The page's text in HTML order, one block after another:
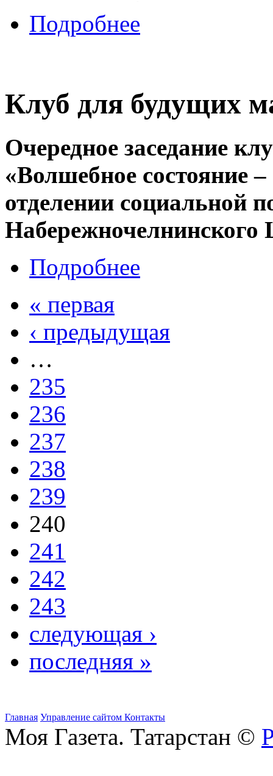
Подробнее
Клуб для будущих
Очередное заседание
«Волшебное состояние
отделении социальной
Подробнее
« первая
‹ предыдущая
…
235
236
237
238
239
240
241
242
243
следующая ›
последняя »
Главная Управление сайтом Контакты
Моя Газета. Татарстан ©